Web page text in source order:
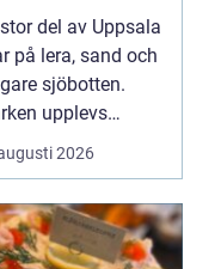
del av Uppsala
på lera, sand och
sjöbotten.
upplevs
som stabil ...
2026